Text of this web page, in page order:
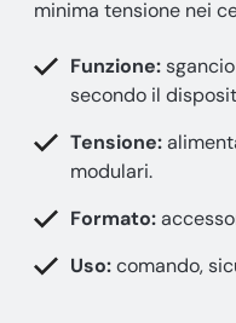
minima tensione nei
Funzione:
secondo il
Tensione:
modulari.
Formato:
Uso:comando,